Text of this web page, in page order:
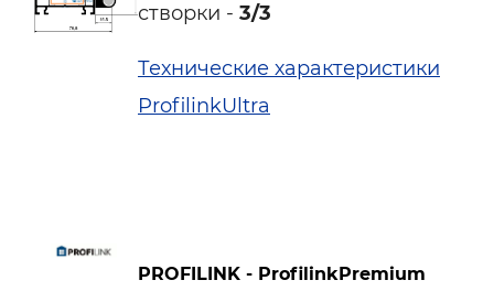
створки - 3/3
Технические характеристики
ProfilinkUltra
PROFILINK - ProfilinkPremium